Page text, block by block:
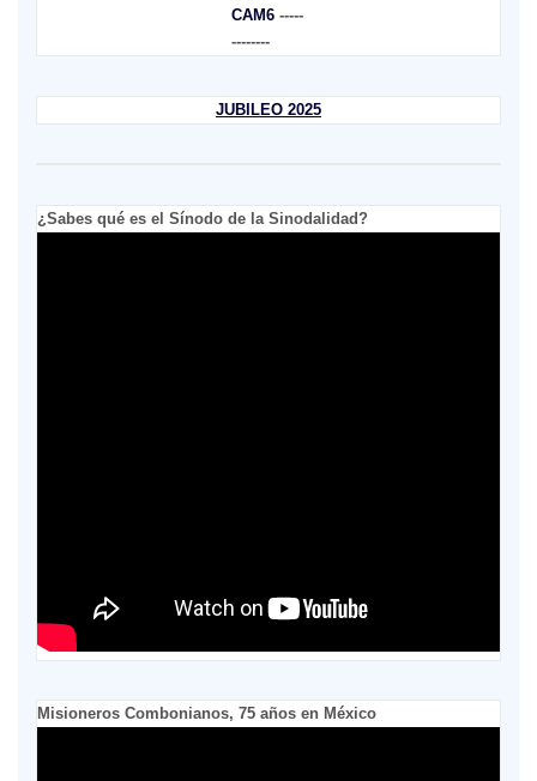
CAM6-----
--------
JUBILEO 2025
¿Sabes qué es el Sínodo de la Sinodalidad?
Misioneros Combonianos, 75 años en México